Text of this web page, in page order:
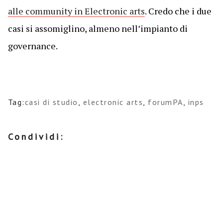
alle community in Electronic arts. Credo che i due
casi si assomiglino, almeno nell’impianto di
governance.
Tag:casi di studio , electronic arts, forumPA, inps
Condividi: